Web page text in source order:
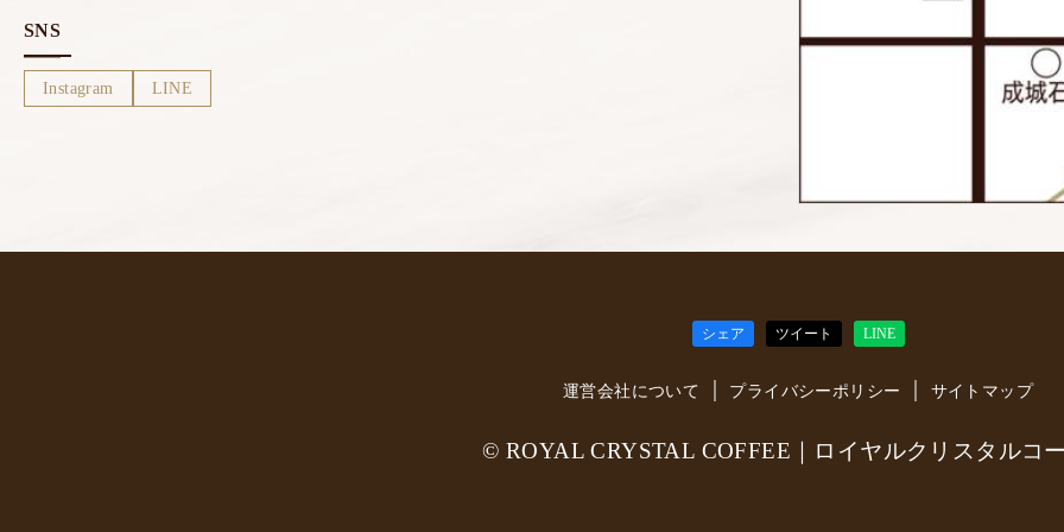
SNS
Instagram LINE
シェア ツイート LINE
運営会社について プライバシーポリシー サイトマップ
© ROYAL CRYSTAL COFFEE｜ロイヤルクリスタルコ